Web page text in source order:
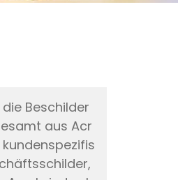
Beschilder
aus Acr